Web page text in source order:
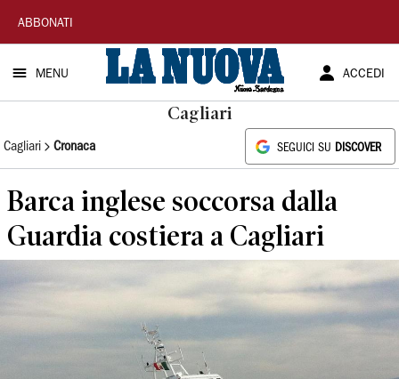
La
Nuova
Sardegna
ABBONATI
MENU ACCEDI
Cagliari
Cagliari Cronaca SEGUICI SU DISCOVER
Barca inglese soccorsa dalla
Guardia costiera a Cagliari